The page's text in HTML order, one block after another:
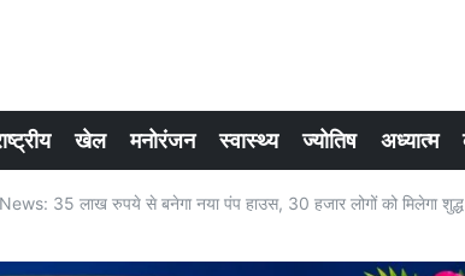
खेल मनोरंजन स्वास्थ्य ज्योतिष अध्यात्म
35 लाख रुपये से बनेगा नया पंप हाउस, 30 हजार लोगों को मिलेगा